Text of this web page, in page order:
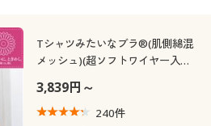
Tシャツみたいなブラ®(肌側綿混
メッシュ)(超ソフトワイヤー入
3,839円～
240件